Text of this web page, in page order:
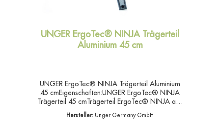
UNGER ErgoTec® NINJA Trägerteil
Aluminium 45 cm
UNGER ErgoTec® NINJA Trägerteil Aluminium
45 cmEigenschaften:UNGER ErgoTec® NINJA
Trägerteil 45 cmTrägerteil ErgoTec® NINJA aus
Aluminium. Sehr stabiler, schwarzer
Aluminumträger.Das Trägerteil hat eine 180°
Hersteller: Unger Germany GmbH